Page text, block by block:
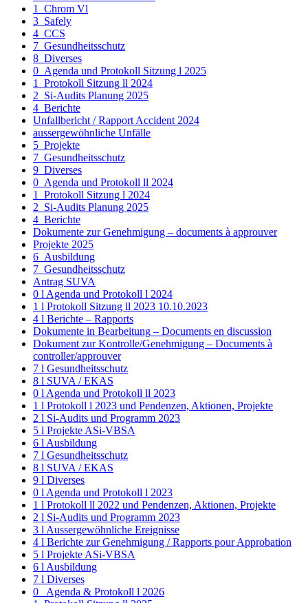
1_Chrom Vl
3_Safely
4_CCS
7_Gesundheitsschutz
8_Diverses
0_Agenda und Protokoll Sitzung l 2025
1_Protokoll Sitzung ll 2024
2_Si-Audits Planung 2025
4_Berichte
Unfallbericht / Rapport Accident 2024
aussergewöhnliche Unfälle
5_Projekte
7_Gesundheitsschutz
9_Diverses
0_Agenda und Protokoll ll 2024
1_Protokoll Sitzung l 2024
2_Si-Audits Planung 2025
4_Berichte
Dokumente zur Genehmigung – documents à approuver
Projekte 2025
6_Ausbildung
7_Gesundheitsschutz
Antrag SUVA
0 l Agenda und Protokoll l 2024
1 l Protokoll Sitzung ll 2023 10.10.2023
4 l Berichte – Rapports
Dokumente in Bearbeitung – Documents en discussion
Dokument zur Kontrolle/Genehmigung – Documents à
controller/approuver
7 l Gesundheitsschutz
8 l SUVA / EKAS
0 l Agenda und Protokoll ll 2023
1 l Protokoll l 2023 und Pendenzen, Aktionen, Projekte
2 l Si-Audits und Programm 2023
5 l Projekte ASi-VBSA
6 l Ausbildung
7 l Gesundheitsschutz
8 l SUVA / EKAS
9 l Diverses
0 l Agenda und Protokoll l 2023
1 l Protokoll ll 2022 und Pendenzen, Aktionen, Projekte
2 l Si-Audits und Programm 2023
3 l Aussergewöhnliche Ereignisse
4 l Berichte zur Genehmigung / Rapports pour Approbation
5 l Projekte ASi-VBSA
6 l Ausbildung
7 l Diverses
0_ Agenda & Protokoll l 2026